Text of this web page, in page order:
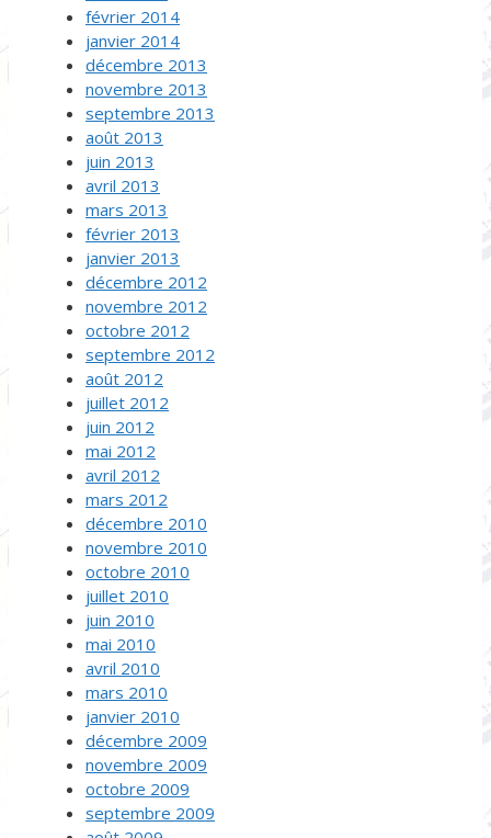
février 2014
janvier 2014
décembre 2013
novembre 2013
septembre 2013
août 2013
juin 2013
avril 2013
mars 2013
février 2013
janvier 2013
décembre 2012
novembre 2012
octobre 2012
septembre 2012
août 2012
juillet 2012
juin 2012
mai 2012
avril 2012
mars 2012
décembre 2010
novembre 2010
octobre 2010
juillet 2010
juin 2010
mai 2010
avril 2010
mars 2010
janvier 2010
décembre 2009
novembre 2009
octobre 2009
septembre 2009